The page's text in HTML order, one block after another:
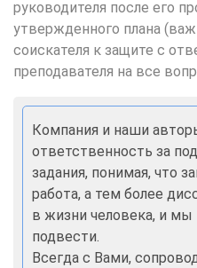
руководителя после его
утвержденного плана
соискателя к защите с
преподавателя на все
Компания и наши
ответственность за
задания, понимая, что
работа, а тем более
в жизни человека, и мы
подвести.
Всегда с Вами,